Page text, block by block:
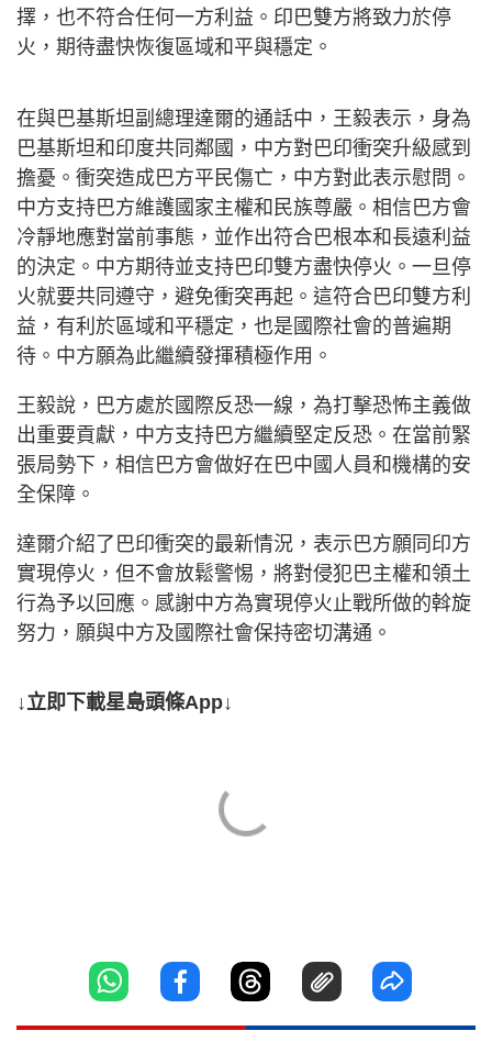
擇，也不符合任何一方利益。印巴雙方將致力於停
火，期待盡快恢復區域和平與穩定。
在與巴基斯坦副總理達爾的通話中，王毅表示，身為
巴基斯坦和印度共同鄰國，中方對巴印衝突升級感到
擔憂。衝突造成巴方平民傷亡，中方對此表示慰問。
中方支持巴方維護國家主權和民族尊嚴。相信巴方會
冷靜地應對當前事態，並作出符合巴根本和長遠利益
的決定。中方期待並支持巴印雙方盡快停火。一旦停
火就要共同遵守，避免衝突再起。這符合巴印雙方利
益，有利於區域和平穩定，也是國際社會的普遍期
待。中方願為此繼續發揮積極作用。
王毅說，巴方處於國際反恐一線，為打擊恐怖主義做
出重要貢獻，中方支持巴方繼續堅定反恐。在當前緊
張局勢下，相信巴方會做好在巴中國人員和機構的安
全保障。
達爾介紹了巴印衝突的最新情況，表示巴方願同印方
實現停火，但不會放鬆警惕，將對侵犯巴主權和領土
行為予以回應。感謝中方為實現停火止戰所做的斡旋
努力，願與中方及國際社會保持密切溝通。
↓立即下載星島頭條App↓